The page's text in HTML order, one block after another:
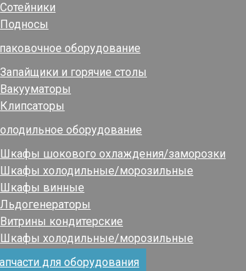
Сотейники
Подносы
оборудование
Запайщики и горячие столы
Вакууматоры
Клипсаторы
оборудование
Шкафы шокового охлаждения/заморозки
Шкафы холодильные/морозильные
Шкафы винные
Льдогенераторы
Витрины кондитерские
Шкафы холодильные/морозильные
для оборудования